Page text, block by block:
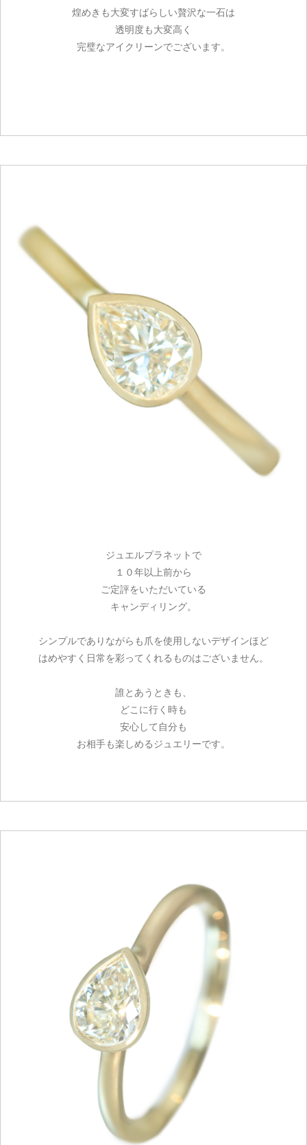
煌めきも大変すばらしい贅沢な一石は
透明度も大変高く
完璧なアイクリーンでございます。
ジュエルプラネットで
１０年以上前から
ご定評をいただいている
キャンディリング。
シンプルでありながらも爪を使用しないデザインほど
はめやすく日常を彩ってくれるものはございません。
誰とあうときも、
どこに行く時も
安心して自分も
お相手も楽しめるジュエリーです。